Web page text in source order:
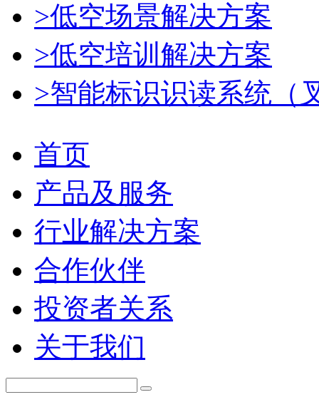
>低空场景解决方案
>低空培训解决方案
>智能标识识读系统（
首页
产品及服务
行业解决方案
合作伙伴
投资者关系
关于我们